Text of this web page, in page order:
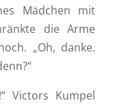
Mädchen mit
die Arme
„Oh, danke.
Victors Kumpel